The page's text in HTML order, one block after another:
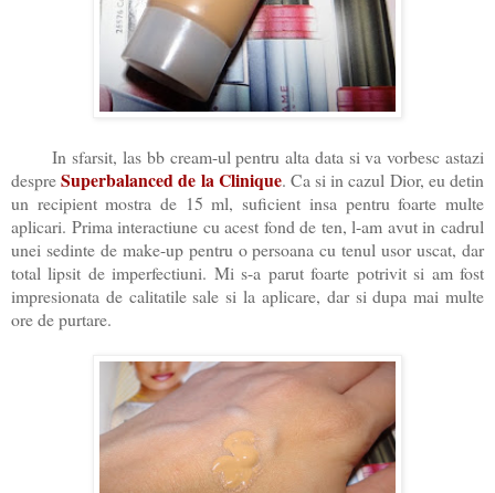
In sfarsit, las bb cream-ul pentru alta data si va vorbesc astazi
despreSuperbalanced de la Clinique. Ca si in cazul Dior, eu detin
un recipient mostra de 15 ml, suficient insa pentru foarte multe
aplicari. Prima interactiune cu acest fond de ten, l-am avut in cadrul
unei sedinte de make-up pentru o persoana cu tenul usor uscat, dar
total lipsit de imperfectiuni. Mi s-a parut foarte potrivit si am fost
impresionata de calitatile sale si la aplicare, dar si dupa mai multe
ore de purtare.